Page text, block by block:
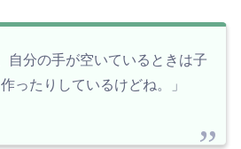
自分の手が空いているときは子
ったりしているけどね。」